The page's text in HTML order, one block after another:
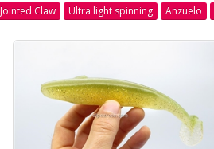
Jointed Claw Ultra light spinning Anzuelo